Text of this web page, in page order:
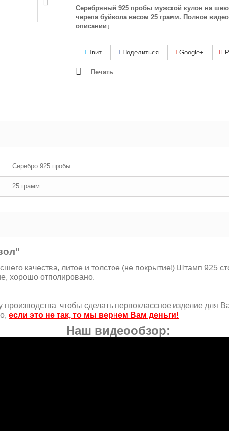
Серебряный 925 пробы мужской кулон на
черепа буйвола весом 25 грамм. Полное
описании↓
Твит Поделиться Google+
Печать
Серебро 925 пробы
25 грамм
качества, литое и толстое (не покрытие!) Штамп 925
хорошо отполировано.
чтобы сделать первоклассное изделие для
если это не так, то мы вернем Вам деньги!
Наш видеообзор: